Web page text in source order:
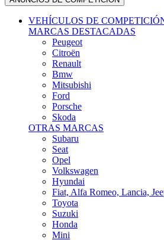
VEHÍCULOS DE COMPETICIÓN
MARCAS DESTACADAS
Peugeot
Citroën
Renault
Bmw
Mitsubishi
Ford
Porsche
Skoda
OTRAS MARCAS
Subaru
Seat
Opel
Volkswagen
Hyundai
Fiat, Alfa Romeo, Lancia, Jeep
Toyota
Suzuki
Honda
Mini
Dacia